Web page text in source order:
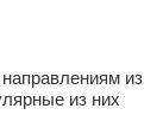
из
из них